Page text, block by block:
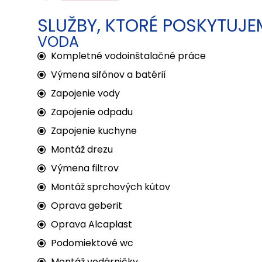
SLUŽBY, KTORÉ
VODA
Kompletné vodoinštalačné práce
Výmena sifónov a batérií
Zapojenie vody
Zapojenie odpadu
Zapojenie kuchyne
Montáž drezu
Výmena filtrov
Montáž sprchových kútov
Oprava geberit
Oprava Alcaplast
Podomiektové wc